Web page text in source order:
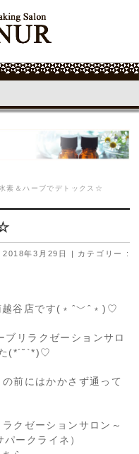
素＆ハーブでデトックス☆
年3月29日
カテゴリー :
谷店です(﹡ˆ﹀ˆ﹡)♡
リラクゼーションサロ
(*´˘`*)♡
前にはかかさず通って
クゼーションサロン～
ークライネ）